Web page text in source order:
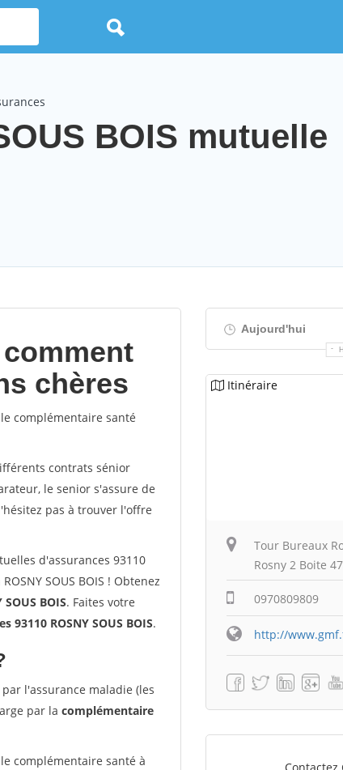
BOIS mutuelle
chères
complémentaire santé
contrats sénior
le senior s'assure de
pas à trouver l'offre
d'assurances 93110
SOUS BOIS ! Obtenez
SOUS BOIS. Faites votre
93110 ROSNY SOUS BOIS.
l'assurance maladie (les
par la complémentaire
complémentaire santé à
Aujourd'hui
Itinéraire
Tour Bureaux
Rosny 2 Boite
0970809809
http://